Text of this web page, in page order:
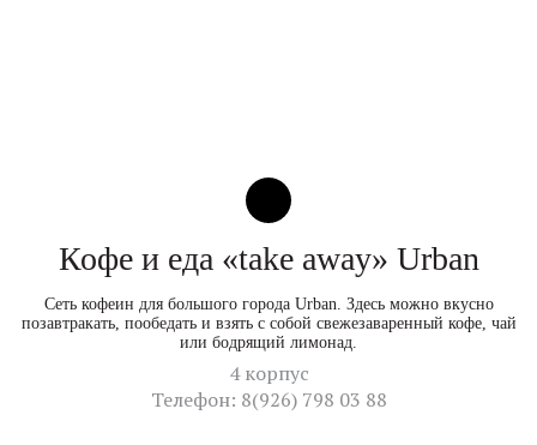
Кофе и еда «take away» Urban
Сеть кофеин для большого города Urban. Здесь можно вкусно
позавтракать, пообедать и взять с собой свежезаваренный кофе, чай
или бодрящий лимонад.
4 корпус
Телефон: 8(926) 798 03 88